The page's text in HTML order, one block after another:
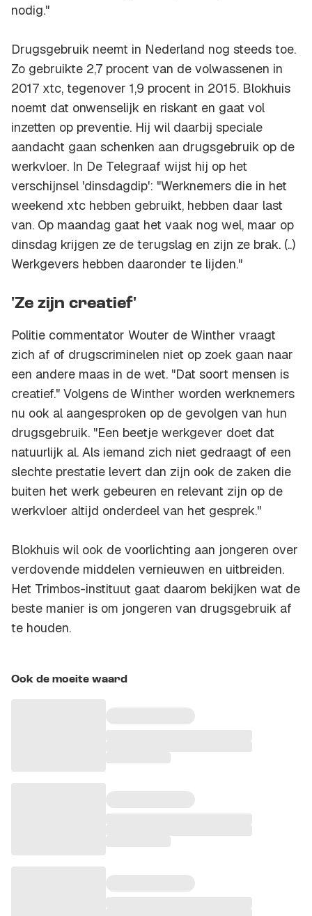
nodig."
Drugsgebruik neemt in Nederland nog steeds toe.
Zo gebruikte 2,7 procent van de volwassenen in
2017 xtc, tegenover 1,9 procent in 2015. Blokhuis
noemt dat onwenselijk en riskant en gaat vol
inzetten op preventie. Hij wil daarbij speciale
aandacht gaan schenken aan drugsgebruik op de
werkvloer. In De Telegraaf wijst hij op het
verschijnsel 'dinsdagdip': "Werknemers die in het
weekend xtc hebben gebruikt, hebben daar last
van. Op maandag gaat het vaak nog wel, maar op
dinsdag krijgen ze de terugslag en zijn ze brak. (..)
Werkgevers hebben daaronder te lijden."
'Ze zijn creatief'
Politie commentator Wouter de Winther vraagt
zich af of drugscriminelen niet op zoek gaan naar
een andere maas in de wet. "Dat soort mensen is
creatief." Volgens de Winther worden werknemers
nu ook al aangesproken op de gevolgen van hun
drugsgebruik. "Een beetje werkgever doet dat
natuurlijk al. Als iemand zich niet gedraagt of een
slechte prestatie levert dan zijn ook de zaken die
buiten het werk gebeuren en relevant zijn op de
werkvloer altijd onderdeel van het gesprek."
Blokhuis wil ook de voorlichting aan jongeren over
verdovende middelen vernieuwen en uitbreiden.
Het Trimbos-instituut gaat daarom bekijken wat de
beste manier is om jongeren van drugsgebruik af
te houden.
Ook de moeite waard